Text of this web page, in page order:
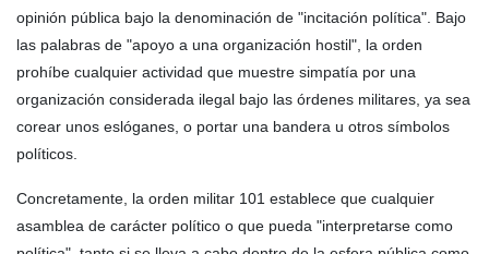
opinión pública bajo la denominación de "incitación política". Bajo
las palabras de "apoyo a una organización hostil", la orden
prohíbe cualquier actividad que muestre simpatía por una
organización considerada ilegal bajo las órdenes militares, ya sea
corear unos eslóganes, o portar una bandera u otros símbolos
políticos.
Concretamente, la orden militar 101 establece que cualquier
asamblea de carácter político o que pueda "interpretarse como